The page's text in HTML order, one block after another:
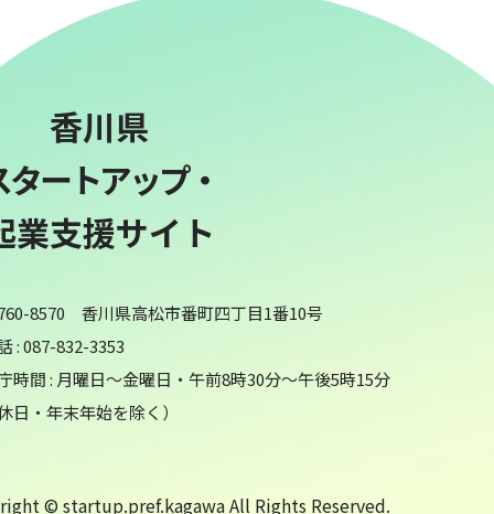
香川県
タートアップ・
業支援サイト
8570 香川県高松市番町四丁目1番10号
: 087-832-3353
時間 : 月曜日～金曜日・午前8時30分～午後5時15分
休日・年末年始を除く）
© startup.pref.kagawa All Rights Reserved.